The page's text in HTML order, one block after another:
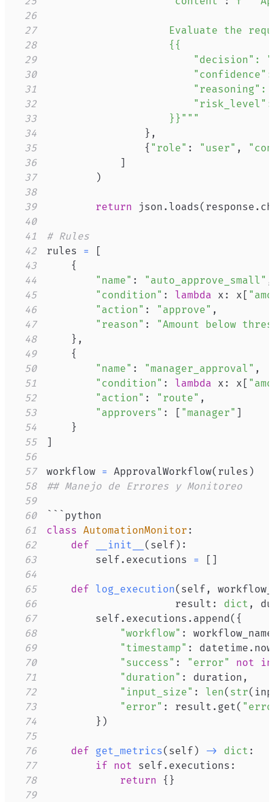
26
27
28
29
30
31
32
33
                    }}"""
34
} ,
35
{ "role" : "user" ,
36
]
37
)
38
39
return json . loads( response .
40
41
# Rules
42
rules =
[
43
{
44
"name" : "auto_approve_small" ,
45
"condition" : lambda x : x [
46
"action" : "approve" ,
47
"reason" :
"Amount below
48
} ,
49
{
50
"name" : "manager_approval" ,
51
"condition" : lambda x : x [
52
"action" : "route" ,
53
"approvers" : [ "manager" ]
54
}
55
]
56
57
workflow = ApprovalWorkflow( rules )
58
## Manejo de Errores y Monitoreo
59
60
61
class AutomationMonitor :
62
def __init__ ( self ) :
63
        self
. executions = [ ]
64
65
def log_execution( self ,
66
                     result
: dict ,
67
        self
. executions . append( {
68
"workflow" : workflow_name
69
"timestamp" : datetime . now
70
"success" : "error" not in
71
"duration" : duration ,
72
"input_size" : len( str(
73
"error" : result . get(
74
} )
75
76
def get_metrics( self ) -> dict :
77
if not self . executions :
78
return { }
79